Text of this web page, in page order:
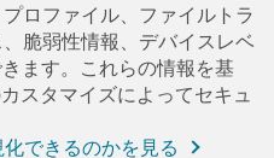
ロファイル、ファイルトラ
脆弱性情報、デバイスレベ
ます。これらの情報を基
スタマイズによってセキュ
できるのかを見る